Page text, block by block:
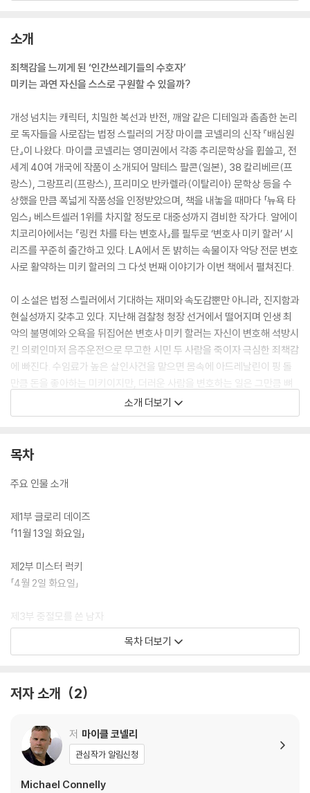
소개
죄책감을 느끼게 된 ‘인간쓰레기들의 수호자’
미키는 과연 자신을 스스로 구원할 수 있을까?
개성 넘치는 캐릭터, 치밀한 복선과 반전, 깨알 같은 디테일과 촘촘한 논리
로 독자들을 사로잡는 법정 스릴러의 거장 마이클 코넬리의 신작 『배심원
단』이 나왔다. 마이클 코넬리는 영미권에서 각종 추리문학상을 휩쓸고, 전
세계 40여 개국에 작품이 소개되어 말테스 팔콘(일본), 38 칼리베르(프
랑스), 그랑프리(프랑스), 프리미오 반카렐라(이탈리아) 문학상 등을 수
상했을 만큼 폭넓게 작품성을 인정받았으며, 책을 내놓을 때마다 「뉴욕 타
임스」 베스트셀러 1위를 차지할 정도로 대중성까지 겸비한 작가다. 알에이
치코리아에서는 『링컨 차를 타는 변호사』를 필두로 ‘변호사 미키 할러’ 시
리즈를 꾸준히 출간하고 있다. LA에서 돈 밝히는 속물이자 악당 전문 변호
사로 활약하는 미키 할러의 그 다섯 번째 이야기가 이번 책에서 펼쳐진다.
이 소설은 법정 스릴러에서 기대하는 재미와 속도감뿐만 아니라, 진지함과
현실성까지 갖추고 있다. 지난해 검찰청 청장 선거에서 떨어지며 인생 최
악의 불명예와 오욕을 뒤집어쓴 변호사 미키 할러는 자신이 변호해 석방시
킨 의뢰인마저 음주운전으로 무고한 시민 두 사람을 죽이자 극심한 죄책감
에 빠진다. 수임료가 높은 살인사건을 맡으면 몸속에 아드레날린이 핑 돌
만큼 돈을 좋아하는 미키이지만, 더러운 사람을 변호하는 일은 그만큼 뼈
아픈 대가를 요구한다. 하지만 과연 더러운 자들에겐 옹호할 여지가 없는
가? 우리는 때때로 더러운 자들만 범죄를 저지른다는 오류에 빠지지 않는
해 둔 허를 찌르는 질문들과 만나게 될 것이다.
소개 더보기
목차
주요 인물 소개
제1부 글로리 데이즈
「11월 13일 화요일」
제2부 미스터 럭키
「4월 2일 화요일」
제3부 중절모를 쓴 남자
「6월 17일 월요일」
목차 더보기
저자 소개 2
저 마이클 코넬리
관심작가 알림신청
Michael Connelly